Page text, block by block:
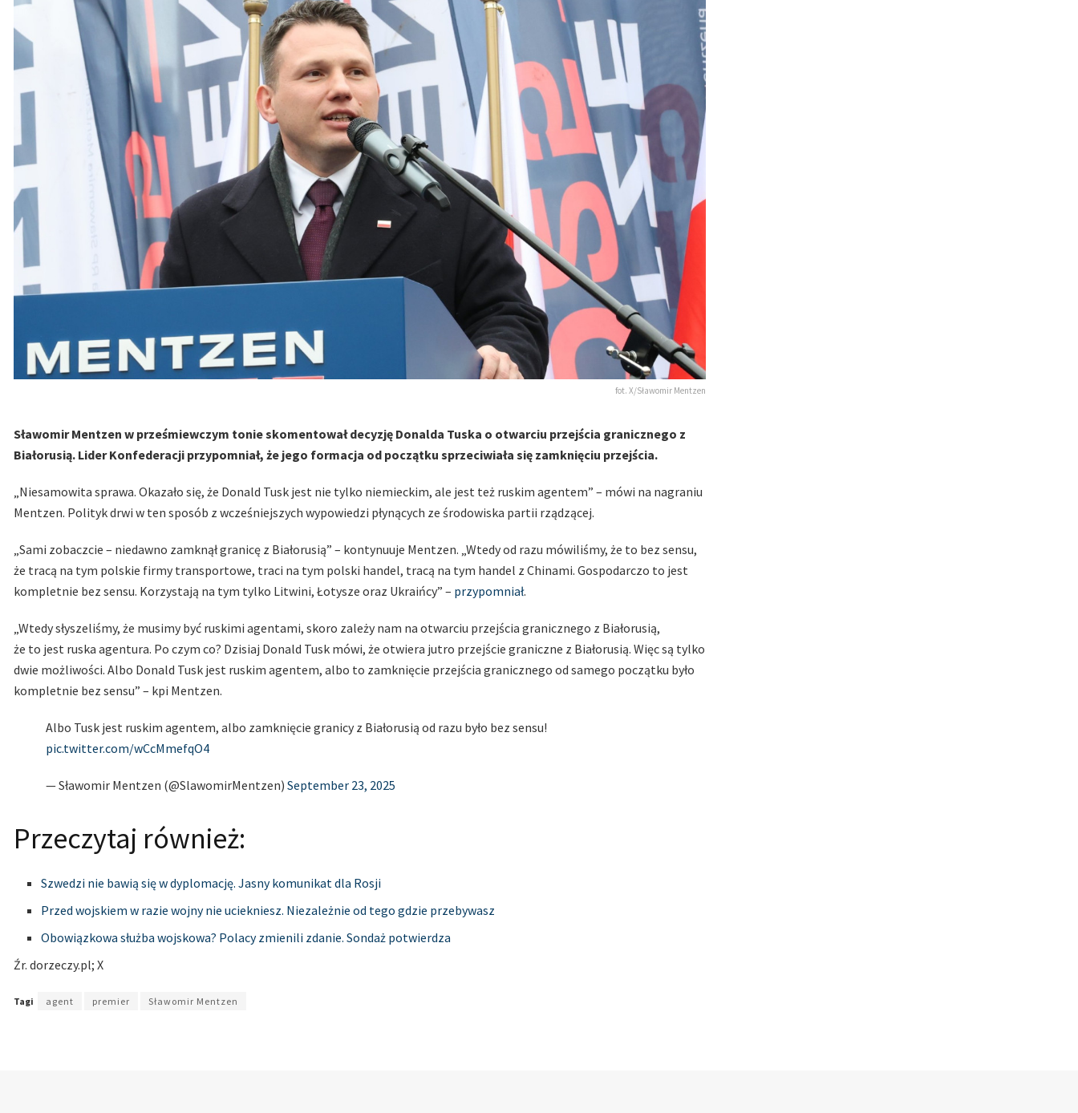
fot. X/Sławomir Mentzen
Sławomir Mentzen w prześmiewczym tonie skomentował decyzję Donalda Tuska o otwarciu przejścia granicznego z
Białorusią. Lider Konfederacji przypomniał, że jego formacja od początku sprzeciwiała się zamknięciu przejścia.
„Niesamowita sprawa. Okazało się, że Donald Tusk jest nie tylko niemieckim, ale jest też ruskim agentem” – mówi na nagraniu
Mentzen. Polityk drwi w ten sposób z wcześniejszych wypowiedzi płynących ze środowiska partii rządzącej.
„Sami zobaczcie – niedawno zamknął granicę z Białorusią” – kontynuuje Mentzen. „Wtedy od razu mówiliśmy, że to bez sensu,
że tracą na tym polskie firmy transportowe, traci na tym polski handel, tracą na tym handel z Chinami. Gospodarczo to jest
kompletnie bez sensu. Korzystają na tym tylko Litwini, Łotysze oraz Ukraińcy” – przypomniał.
„Wtedy słyszeliśmy, że musimy być ruskimi agentami, skoro zależy nam na otwarciu przejścia granicznego z Białorusią,
że to jest ruska agentura. Po czym co? Dzisiaj Donald Tusk mówi, że otwiera jutro przejście graniczne z Białorusią. Więc są tylko
dwie możliwości. Albo Donald Tusk jest ruskim agentem, albo to zamknięcie przejścia granicznego od samego początku było
kompletnie bez sensu” – kpi Mentzen.
Albo Tusk jest ruskim agentem, albo zamknięcie granicy z Białorusią od razu było bez sensu!
pic.twitter.com/wCcMmefqO4
— Sławomir Mentzen (@SlawomirMentzen) September 23, 2025
Przeczytaj również:
Szwedzi nie bawią się w dyplomację. Jasny komunikat dla Rosji
Przed wojskiem w razie wojny nie uciekniesz. Niezależnie od tego gdzie przebywasz
Obowiązkowa służba wojskowa? Polacy zmienili zdanie. Sondaż potwierdza
Źr. dorzeczy.pl; X
Tagi agent premier Sławomir Mentzen